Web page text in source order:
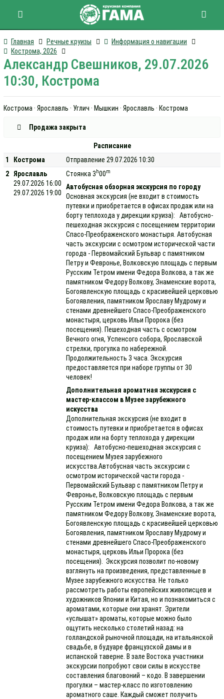
Главная Речные круизы
Информация о навигации
Кострома, 2026
Александр Свешников, 29.07.2026
10:30, Кострома
Кострома · Ярославль · Углич · Мышкин · Ярославль · Кострома
Продажа закрыта
Расписание
1
Кострома
Отправление 29.07.2026 10:30
2
Ярославль
29.07.2026 16:00
29.07.2026 19:00
Стоянка 3 h00m
Автобусная обзорная экскурсия по городу
Основная экскурсия (не входит в стоимость
путевки и приобретается в офисах продаж или на
борту теплохода у дирекции круиза): Автобусно-
пешеходная экскурсия с посещением территории
Спасо-Преображенского монастыря. Автобусная
часть экскурсии с осмотром исторической части
города - Первомайский Бульвар с памятником
Петру и Февронье, Волковскую площадь с первым
Русским Тетром имени Федора Волкова, а так же
памятником Федору Волкову, Знаменские ворота,
Богоявленскую площадь с красивейшей церковью
Богоявления, памятником Ярославу Мудрому и
стенами древнейшего Спасо-Преображенского
монастыря, церковь Ильи Пророка (без
посещения). Пешеходная часть с осмотром
Вечного огня, Успенсого собора, Ярославской
стрелки, прогулка по набережной.
Продолжительность 3 часа. Экскурсия
предоставляется при наборе группы от 30
человек!
Дополнительная ароматная экскурсия с
мастер-классом в Музее зарубежного
искусства
Дополнительная экскурсия (не входит в
стоимость путевки и приобретается в офисах
продаж или на борту теплохода у дирекции
круиза): Автобусно-пешеходная экскурсия с
посещением Музея зарубежного
искусства.Автобусная часть экскурсии с
осмотром исторической части города -
Первомайский Бульвар с памятником Петру и
Февронье, Волковскую площадь с первым
Русским Тетром имени Федора Волкова, а так же
памятником Федору Волкову, Знаменские ворота,
Богоявленскую площадь с красивейшей церковью
Богоявления, памятником Ярославу Мудрому и
стенами древнейшего Спасо-Преображенского
монастыря, церковь Ильи Пророка (без
посещения). Экскурсия позволит по-новому
взглянуть на произведения, представленные в
Музее зарубежного искусства. Не только
рассмотреть работы европейских живописцев и
художников Японии и Китая, но и познакомиться с
ароматами, которые они хранят. Зрители
«услышат» ароматы, которые можно было
ощутить несколько столетий назад: на
голландской рыночной площади, на итальянской
свадьбе, в будуаре французской дамы и в
испанской таверне. В зале Востока участники
экскурсии попробуют свои силы в искусстве
составления благовоний – кодо. В завершении
прогулки – мастер-класс по изготовлению
ароматного саше. Каждый сможет получить